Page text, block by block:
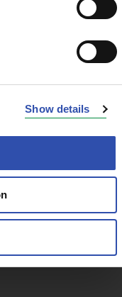
Show details